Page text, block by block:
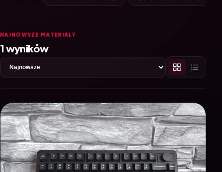
NAJNOWSZE MATERIAŁY
1 wyników